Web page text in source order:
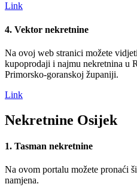
Link
4. Vektor nekretnine
Na ovoj web stranici možete
kupoprodaji i najmu nekretnina
Primorsko-goranskoj županiji.
Link
Nekretnine Osijek
1. Tasman nekretnine
Na ovom portalu možete pronaći
namjena.